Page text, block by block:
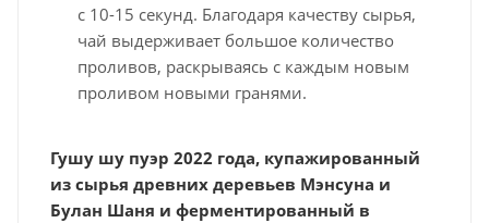
с 10-15 секунд. Благодаря качеству сырья,
чай выдерживает большое количество
проливов, раскрываясь с каждым новым
проливом новыми гранями.
Гушу шу пуэр 2022 года, купажированный
из сырья древних деревьев Мэнсуна и
Булан Шаня и ферментированный в